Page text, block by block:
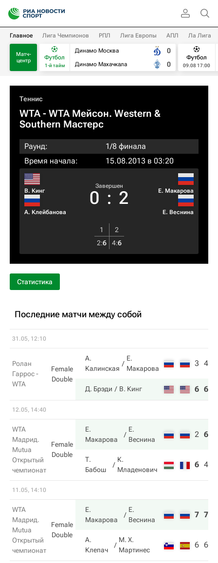
Главное Лига Чемпионов РПЛ Лига Европы АПЛ Ла Лига
Матч-
центр
Футбол
1-й тайм
Динамо Москва
Динамо Махачкала
0
0
Футбол
09.08 17:00
Теннис
WTA- WTA Мейсон. Western &
Southern Мастерс
Раунд:
1/8 финала
Время начала:
15.08.2013 в 03:20
В. Кинг
А. Клейбанова
Завершен
0 : 2 Е. Макарова
Е. Веснина
1
2
2:6 4:6
Статистика
Последние матчи между собой
31.05, 12:10
Ролан
Гаррос -
WTA
Female
Double
А.
Калинская
Е.
Макарова
3 4
Д. Брэди В. Кинг 6 6
12.05, 14:40
WTA
Мадрид.
Mutua
Открытый
чемпионат
Female
Double
Е.
Макарова
Е.
Веснина
2 6
Т.
Бабош
К.
Младенович
6 4
11.05, 14:10
WTA
Мадрид.
Mutua
Открытый
чемпионат
Female
Double
Е.
Макарова
Е.
Веснина
7 7
А.
Клепач
М. Х.
Мартинес
6 6